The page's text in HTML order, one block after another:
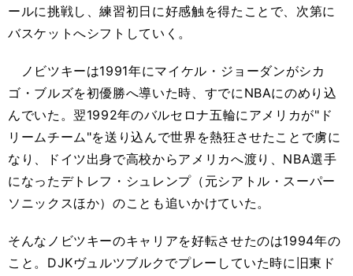
ールに挑戦し、練習初日に好感触を得たことで、次第に
バスケットへシフトしていく。
ノビツキーは1991年にマイケル・ジョーダンがシカ
ゴ・ブルズを初優勝へ導いた時、すでにNBAにのめり込
んでいた。翌1992年のバルセロナ五輪にアメリカが"ド
リームチーム"を送り込んで世界を熱狂させたことで虜に
なり、ドイツ出身で高校からアメリカへ渡り、NBA選手
になったデトレフ・シュレンプ（元シアトル・スーパー
ソニックスほか）のことも追いかけていた。
そんなノビツキーのキャリアを好転させたのは1994年の
こと。DJKヴュルツブルクでプレーしていた時に旧東ド